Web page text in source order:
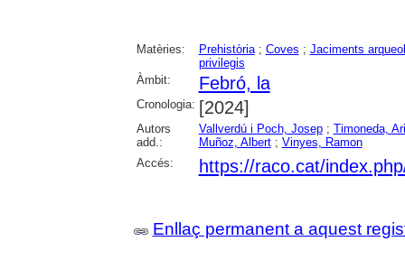
Matèries: Prehistòria; Coves ; Jaciments
privilegis
Àmbit:
Febró, la
Cronologia: [2024]
Autors
add.:
Vallverdú i Poch, Josep; Timoneda,
Muñoz, Albert; Vinyes, Ramon
Accés:
https://raco.cat/
Enllaç permanent a aquest